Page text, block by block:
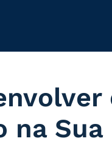
na Sua